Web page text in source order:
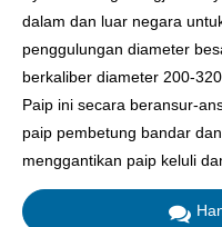
dalam dan luar negara
penggulungan diameter
berkaliber diameter 200-
Paip ini secara beransur-
paip pembetung bandar
menggantikan paip keluli